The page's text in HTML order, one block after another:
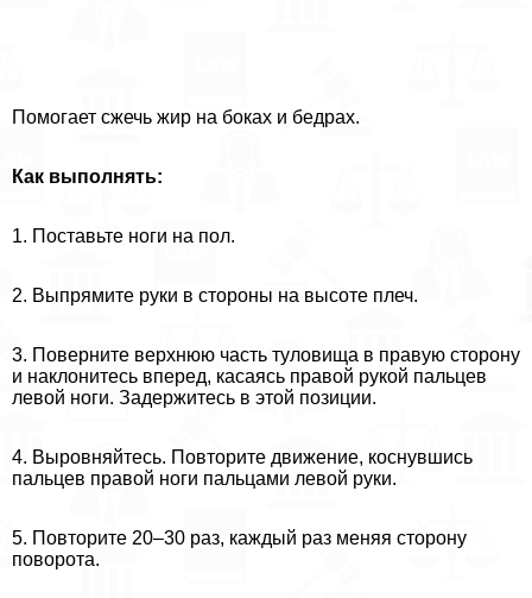
Помогает сжечь жир на боках и бедрах.
Как выполнять:
1. Поставьте ноги на пол.
2. Выпрямите руки в стороны на высоте плеч.
3. Поверните верхнюю часть туловища в правую сторону
и наклонитесь вперед, касаясь правой рукой пальцев
левой ноги. Задержитесь в этой позиции.
4. Выровняйтесь. Повторите движение, коснувшись
пальцев правой ноги пальцами левой руки.
5. Повторите 20–30 раз, каждый раз меняя сторону
поворота.